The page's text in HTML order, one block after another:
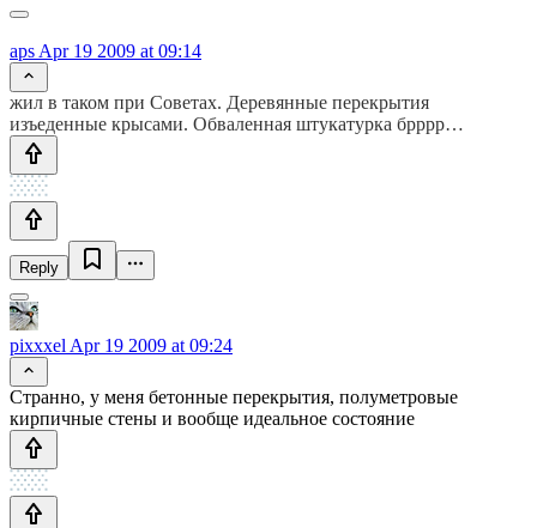
aps Apr 19 2009 at 09:14
жил в таком при Советах. Деревянные перекрытия
изъеденные крысами. Обваленная штукатурка брррр…
Reply
pixxxel Apr 19 2009 at 09:24
Странно, у меня бетонные перекрытия, полуметровые
кирпичные стены и вообще идеальное состояние